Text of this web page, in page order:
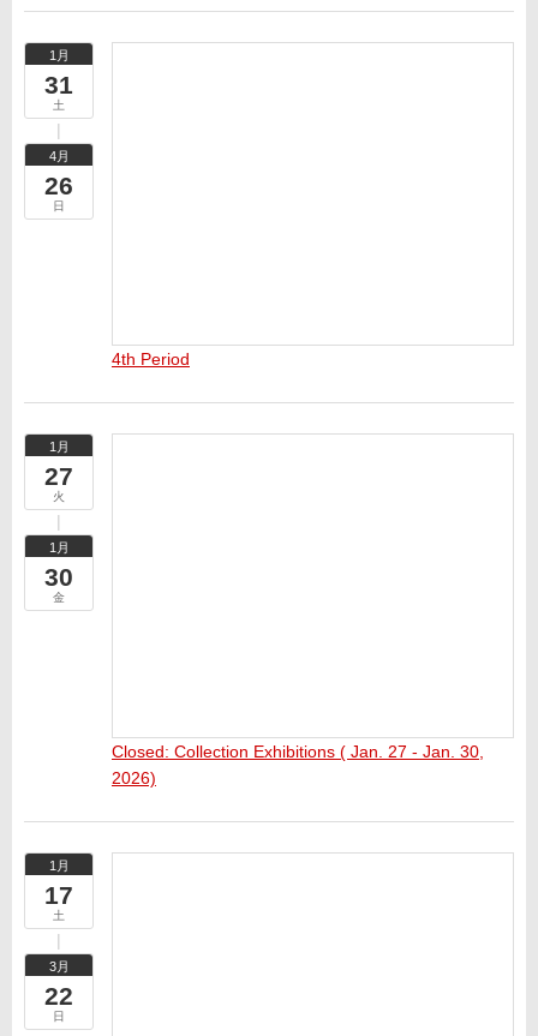
1月
31
土
4月
26
日
4th Period
1月
27
火
1月
30
金
Closed: Collection Exhibitions ( Jan. 27 - Jan. 30,
2026)
1月
17
土
3月
22
日